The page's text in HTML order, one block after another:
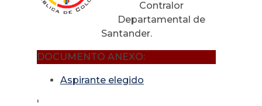
Contralor
Departamental de
Santander.
DOCUMENTO ANEXO:
Aspirante elegido
'